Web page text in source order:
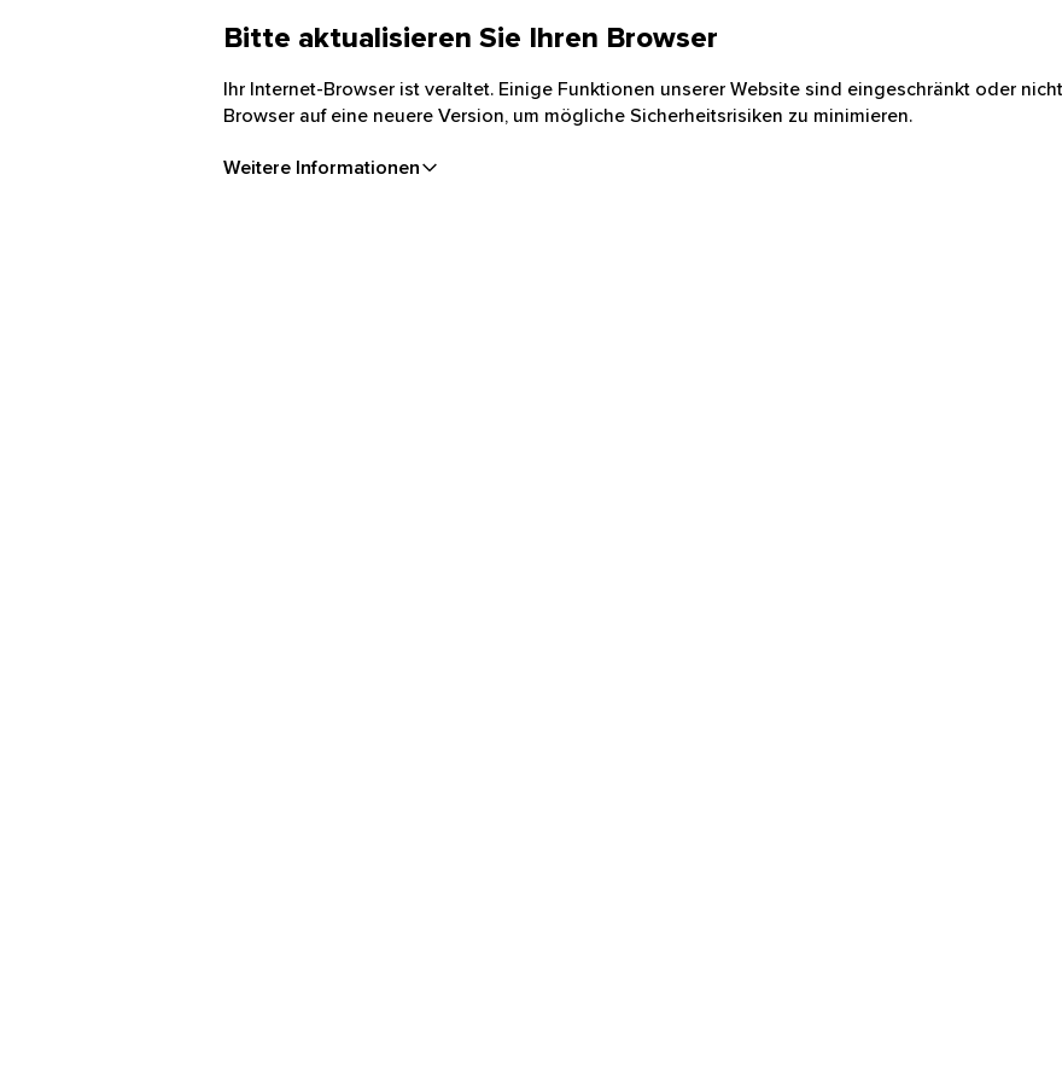
Bitte aktualisieren Sie Ihren Browser
Ihr Internet-Browser ist veraltet. Einige Funktionen unserer Website sind eingeschränkt oder
Browser auf eine neuere Version, um mögliche Sicherheitsrisiken zu minimieren.
Weitere Informationen